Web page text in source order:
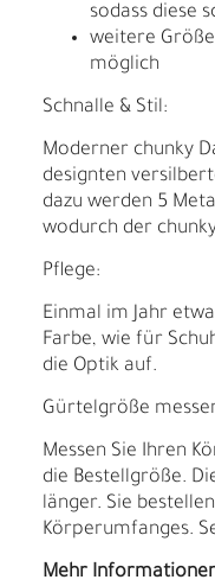
sodass diese
weitere
möglich
Schnalle & Stil:
Moderner chunky
designten
dazu werden 5
wodurch der
Pflege:
Einmal im Jahr
Farbe, wie für
die Optik auf.
Gürtelgröße
Messen Sie Ihren
die Bestellgröße.
länger. Sie
Körperumfanges.
Mehr